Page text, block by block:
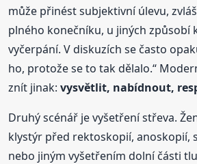
může přinést subjektivní úlevu,
plného konečníku, u jiných způsobí
vyčerpání. V diskuzích se často
ho, protože se to tak dělalo.“
znít jinak:vysvětlit, nabídnout,
Druhý scénář je vyšetření střeva.
klystýr před rektoskopií, anoskopií,
nebo jiným vyšetřením dolní části